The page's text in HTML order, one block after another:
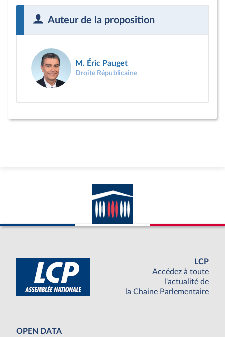
Auteur de la proposition
M. Éric Pauget
Droite Républicaine
LCP
Accédez à toute
l'actualité de
la Chaine Parlementaire
OPEN DATA